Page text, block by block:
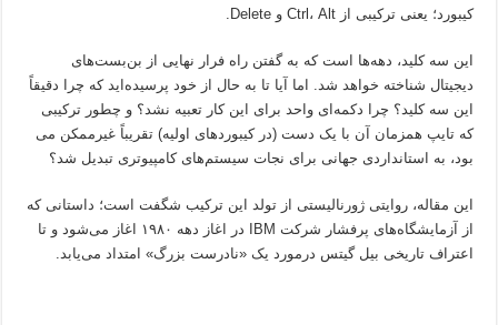
کیبورد؛ یعنی ترکیبی از Ctrl، Alt و Delete.
این سه کلید، دهه‌ها است که به گفتن راه فرار نهایی از بن‌بست‌های
دیجیتال شناخته خواهد شد. اما آیا تا به حال از خود پرسیده‌اید که چرا دقیقاً
این سه کلید؟ چرا دکمه‌ای واحد برای این کار تعبیه نشد؟ و چطور ترکیبی
که تایپ همزمان آن با یک دست (در کیبوردهای اولیه) تقریباً غیرممکن می
بود، به استانداردی جهانی برای نجات سیستم‌های کامپیوتری تبدیل شد؟
این مقاله، روایتی ژورنالیستی از تولد این ترکیب شگفت است؛ داستانی که
از آزمایشگاه‌های پرفشار شرکت IBM در اغاز دهه ۱۹۸۰ اغاز می‌شود و تا
اعتراف تاریخی بیل گیتس درمورد یک «نادرست بزرگ» امتداد می‌یابد.